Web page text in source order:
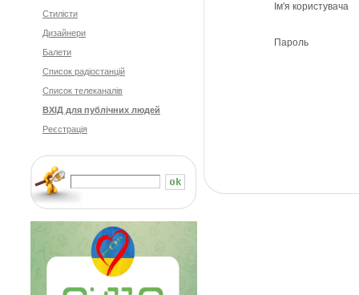
Стилісти
Дизайнери
Балети
Cписок радіостанцій
Список телеканалів
ВХІД для публічних людей
Реєстрація
Ім'я користувача
Пароль